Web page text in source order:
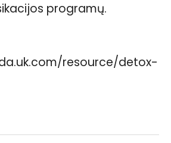
programų.
resource/detox-